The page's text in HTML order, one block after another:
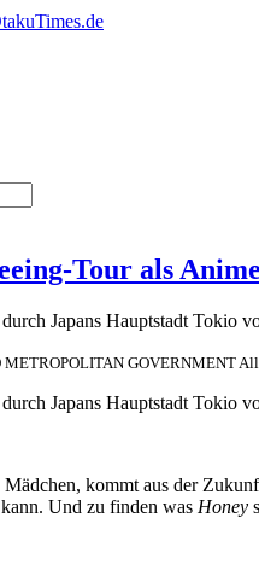
Tour als Anime
Japans Hauptstadt Tokio
GOVERNMENT All
Japans Hauptstadt Tokio
Mädchen, kommt aus der
Und zu finden was Honey